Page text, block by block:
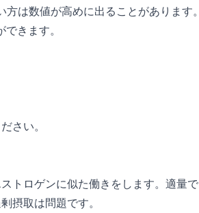
は数値が高めに出ることがあります。
きます。
さい。
トロゲンに似た働きをします。適量で
摂取は問題です。